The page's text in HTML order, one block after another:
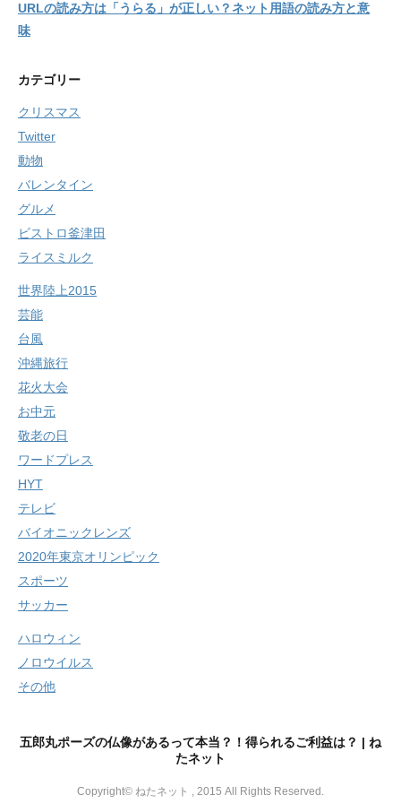
URLの読み方は「うらる」が正しい？ネット用語の読み方と意
味
カテゴリー
クリスマス
Twitter
動物
バレンタイン
グルメ
ビストロ釜津田
ライスミルク
世界陸上2015
芸能
台風
沖縄旅行
花火大会
お中元
敬老の日
ワードプレス
HYT
テレビ
バイオニックレンズ
2020年東京オリンピック
スポーツ
サッカー
ハロウィン
ノロウイルス
その他
五郎丸ポーズの仏像があるって本当？！得られるご利益は？ | ね
たネット
Copyright© ねたネット , 2015 All Rights Reserved.